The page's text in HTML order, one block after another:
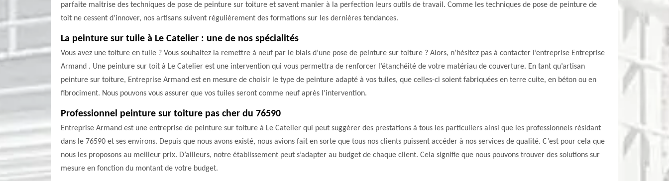
parfaite maîtrise des techniques de pose de peinture sur toiture et savent manier à la perfection leurs outils de travail. Comme les techniques de pose de peinture de
toit ne cessent d’innover, nos artisans suivent régulièrement des formations sur les dernières tendances.
La peinture sur tuile à Le Catelier : une de nos spécialités
Vous avez une toiture en tuile ? Vous souhaitez la remettre à neuf par le biais d’une pose de peinture sur toiture ? Alors, n’hésitez pas à contacter l’entreprise Entreprise
Armand . Une peinture sur toit à Le Catelier est une intervention qui vous permettra de renforcer l’étanchéité de votre matériau de couverture. En tant qu’artisan
peinture sur toiture, Entreprise Armand est en mesure de choisir le type de peinture adapté à vos tuiles, que celles-ci soient fabriquées en terre cuite, en béton ou en
fibrociment. Nous pouvons vous assurer que vos tuiles seront comme neuf après l’intervention.
Professionnel peinture sur toiture pas cher du 76590
Entreprise Armand est une entreprise de peinture sur toiture à Le Catelier qui peut suggérer des prestations à tous les particuliers ainsi que les professionnels résidant
dans le 76590 et ses environs. Depuis que nous avons existé, nous avions fait en sorte que tous nos clients puissent accéder à nos services de qualité. C’est pour cela que
nous les proposons au meilleur prix. D’ailleurs, notre établissement peut s’adapter au budget de chaque client. Cela signifie que nous pouvons trouver des solutions sur
mesure en fonction du montant de votre budget.